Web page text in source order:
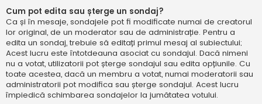
Cum pot edita sau șterge un sondaj?
Ca și în mesaje, sondajele pot fi modificate numai de creatorul
lor original, de un moderator sau de administrație. Pentru a
edita un sondaj, trebuie să editați primul mesaj al subiectului;
Acest lucru este întotdeauna asociat cu sondajul. Dacă nimeni
nu a votat, utilizatorii pot șterge sondajul sau edita opțiunile. Cu
toate acestea, dacă un membru a votat, numai moderatorii sau
administratorii pot modifica sau șterge sondajul. Acest lucru
împiedică schimbarea sondajelor la jumătatea votului.